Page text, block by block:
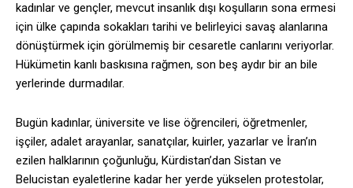
kadınlar ve gençler, mevcut insanlık dışı koşulların sona ermesi
için ülke çapında sokakları tarihi ve belirleyici savaş alanlarına
dönüştürmek için görülmemiş bir cesaretle canlarını veriyorlar.
Hükümetin kanlı baskısına rağmen, son beş aydır bir an bile
yerlerinde durmadılar.
Bugün kadınlar, üniversite ve lise öğrencileri, öğretmenler,
işçiler, adalet arayanlar, sanatçılar, kuirler, yazarlar ve İran’ın
ezilen halklarının çoğunluğu, Kürdistan’dan Sistan ve
Belucistan eyaletlerine kadar her yerde yükselen protestolar,